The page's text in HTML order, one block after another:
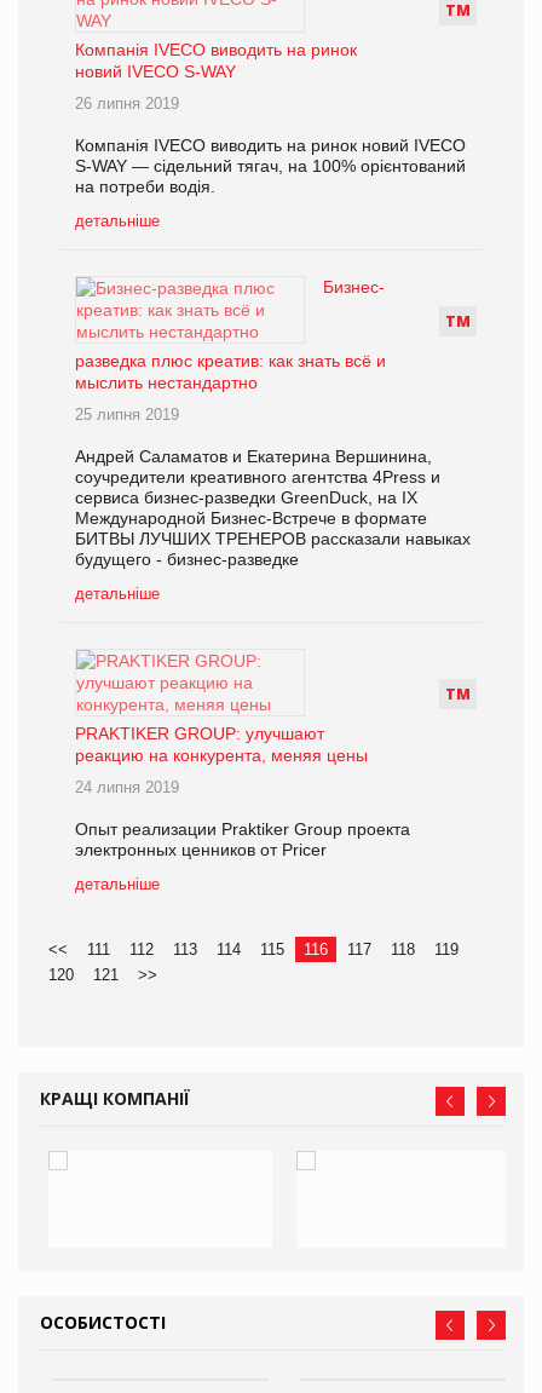
ТМ
Компанія IVECO виводить на ринок
новий IVECO S-WAY
26 липня 2019
Компанія IVECO виводить на ринок новий IVECO
S-WAY — сідельний тягач, на 100% орієнтований
на потреби водія.
детальніше
ТМ
Бизнес-
разведка плюс креатив: как знать всё и
мыслить нестандартно
25 липня 2019
Андрей Саламатов и Екатерина Вершинина,
соучредители креативного агентства 4Press и
сервиса бизнес-разведки GreenDuck, на IX
Международной Бизнес-Встрече в формате
БИТВЫ ЛУЧШИХ ТРЕНЕРОВ рассказали навыках
будущего - бизнес-разведке
детальніше
ТМ
PRAKTIKER GROUP: улучшают
реакцию на конкурента, меняя цены
24 липня 2019
Опыт реализации Praktiker Group проекта
электронных ценников от Pricer
детальніше
<< 111 112 113 114 115 116 117 118
119
120
121 >>
КРАЩІ КОМПАНІЇ
ОСОБИСТОСТІ